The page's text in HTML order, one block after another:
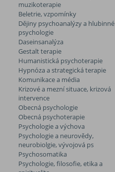
muzikoterapie
Beletrie, vzpomínky
Dějiny psychoanalýzy a hlubinné
psychologie
Daseinsanalýza
Gestalt terapie
Humanistická psychoterapie
Hypnóza a strategická terapie
Komunikace a média
Krizové a mezní situace, krizová
intervence
Obecná psychologie
Obecná psychoterapie
Psychologie a výchova
Psychologie a neurovědy,
neurobiolgie, vývojová ps
Psychosomatika
Psychologie, filosofie, etika a